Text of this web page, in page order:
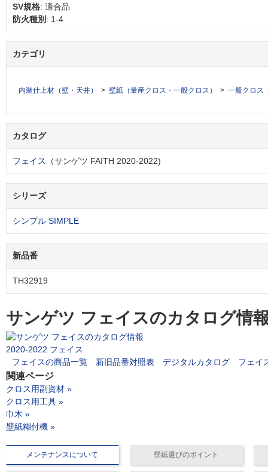
SV規格: 適合品
防火種別 : 1-4
カテゴリ
内装仕上材（壁・天井） 壁紙（量産クロス・一般クロス） 一般クロス
カタログ
フェイス （サンゲツ FAITH 2020-2022)
シリーズ
シンプル SIMPLE
新品番
TH32919
サンゲツ フェイスのカタログ情
2020-2022 フェイス
フェイスの商品一覧
新旧品番対照表 デジタルカタログ フェイ
関連ページ
クロス用副資材 »
クロス用工具 »
巾木 »
壁紙糊付機 »
メンテナンスについて 壁紙選びのポイント